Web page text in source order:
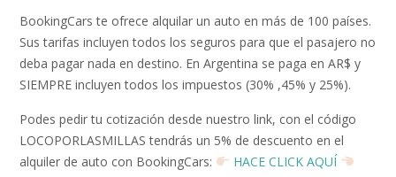
BookingCars te ofrece alquilar un auto en más de 100 países.
Sus tarifas incluyen todos los seguros para que el pasajero no
deba pagar nada en destino. En Argentina se paga en AR$ y
SIEMPRE incluyen todos los impuestos (30% ,45% y 25%).
Podes pedir tu cotización desde nuestro link, con el código
LOCOPORLASMILLAS tendrás un 5% de descuento en el
alquiler de auto con BookingCars:
HACE CLICK AQUÍ